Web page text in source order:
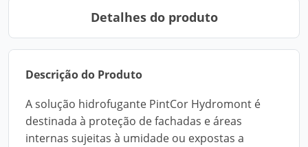
Detalhes do produto
Descrição do Produto
A solução hidrofugante PintCor Hydromont é
destinada à proteção de fachadas e áreas
internas sujeitas à umidade ou expostas a